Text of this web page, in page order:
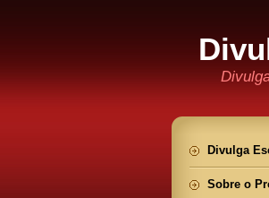
Divulga
Sobre o